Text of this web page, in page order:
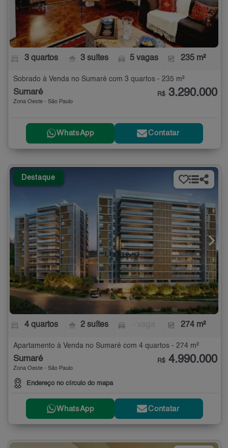
3 quartos 3 suítes 5 vagas 235 m²
Sobrado à Venda no Sumaré com 3 quartos - 235 m²
Sumaré
Zona Oeste - São Paulo
R$ 3.290.000
WhatsApp Contatar
Destaque
4 quartos 2 suítes 274 m²
Apartamento à Venda no Sumaré com 4 quartos - 274 m²
Sumaré
Zona Oeste - São Paulo
Endereço no círculo do mapa
R$ 4.990.000
WhatsApp Contatar